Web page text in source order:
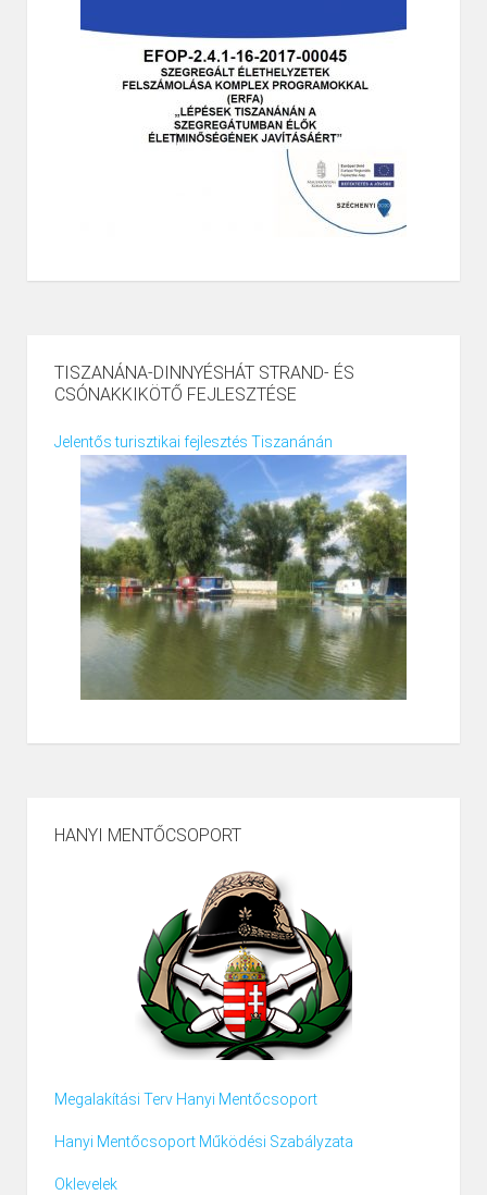
TISZANÁNA-DINNYÉSHÁT STRAND- ÉS
CSÓNAKKIKÖTŐ FEJLESZTÉSE
Jelentős turisztikai fejlesztés Tiszanánán
HANYI MENTŐCSOPORT
Megalakítási Terv Hanyi Mentőcsoport
Hanyi Mentőcsoport Működési Szabályzata
Oklevelek